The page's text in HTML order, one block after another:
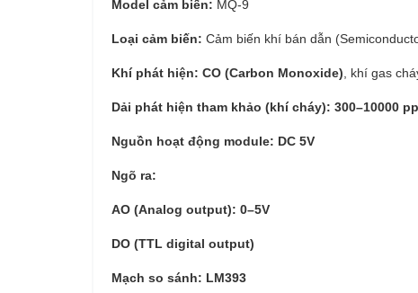
Model cảm biến: MQ-9
Loại cảm biến: Cảm biến khí bán dẫn
Khí phát hiện: CO (Carbon Monoxide) , khí gas
Dải phát hiện tham khảo (khí cháy): 300–10000
Nguồn hoạt động module: DC 5V
Ngõ ra:
AO (Analog output): 0–5V
DO (TTL digital output)
Mạch so sánh: LM393